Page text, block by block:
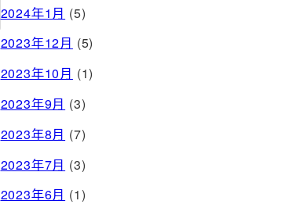
2024年1月 (5)
2023年12月 (5)
2023年10月 (1)
2023年9月 (3)
2023年8月 (7)
2023年7月 (3)
2023年6月 (1)